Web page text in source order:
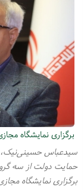
برگزاری نمایشگاه
سیدعباس حسینی‌نیک،
حمایت دولت از سه
برگزاری نمایشگاه